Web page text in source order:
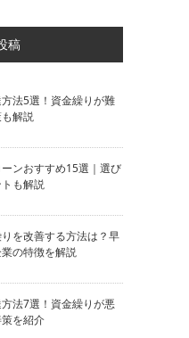
稿
法5選！資金繰りが難
解説
ンおすすめ15選｜選び
も解説
を改善する方法は？早
の特徴を解説
法7選！資金繰りが悪
を紹介